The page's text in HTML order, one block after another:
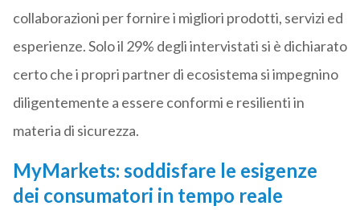
collaborazioni per fornire i migliori prodotti, servizi ed
esperienze. Solo il 29% degli intervistati si è dichiarato
certo che i propri partner di ecosistema si impegnino
diligentemente a essere conformi e resilienti in
materia di sicurezza.
MyMarkets: soddisfare le esigenze
dei consumatori in tempo reale